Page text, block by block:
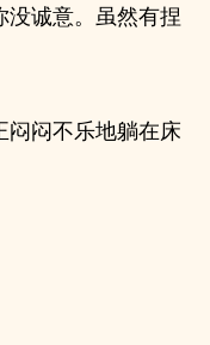
没诚意。虽然有捏
闷不乐地躺在床